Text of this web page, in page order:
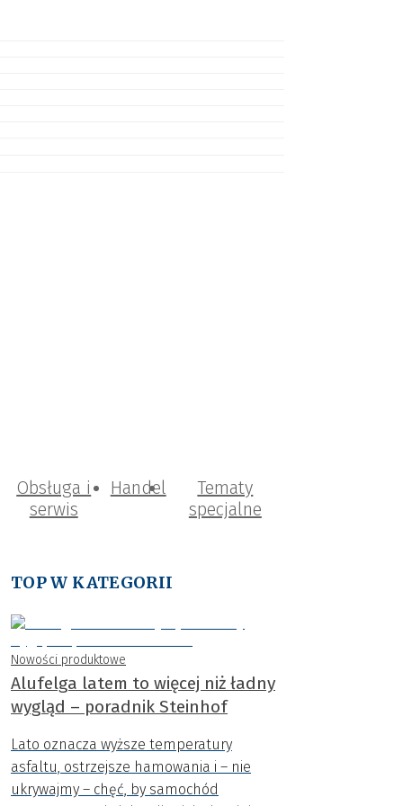
Obsługa i
serwis
Handel
Tematy
specjalne
TOP W KATEGORII
Nowości produktowe
Alufelga latem to więcej niż ładny
wygląd – poradnik Steinhof
Lato oznacza wyższe temperatury
asfaltu, ostrzejsze hamowania i – nie
ukrywajmy – chęć, by samochód